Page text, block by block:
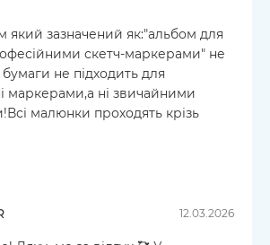
який зазначений як:"альбом для
скетч-маркерами" не
не підходить для
маркерами,а ні звичайними
малюнки проходять крізь
12.03.2026